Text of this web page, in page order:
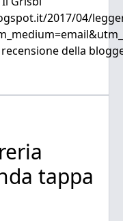
2017/04/
della
tappa